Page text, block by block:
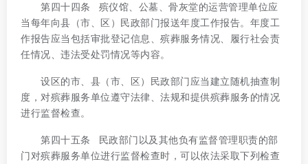
第四十四条 殡仪馆、公墓、骨灰堂的运营管理单位应
当每年向县（市、区）民政部门报送年度工作报告。年度工
作报告应当包括审批登记信息、殡葬服务情况、履行社会责
任情况、违法受处罚情况等内容。
设区的市、县（市、区）民政部门应当建立随机抽查制
度，对殡葬服务单位遵守法律、法规和提供殡葬服务的情况
进行监督检查。
第四十五条 民政部门以及其他负有监督管理职责的部
门对殡葬服务单位进行监督检查时，可以依法采取下列检查